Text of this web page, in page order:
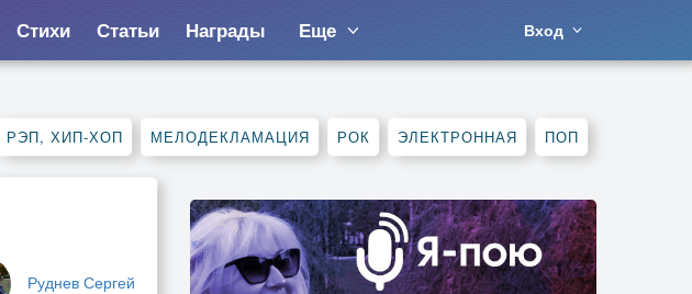
Стихи Статьи Награды Еще Вход
РЭП, ХИП-ХОП МЕЛОДЕКЛАМАЦИЯ РОК ЭЛЕКТРОННАЯ ПОП
Руднев Сергей